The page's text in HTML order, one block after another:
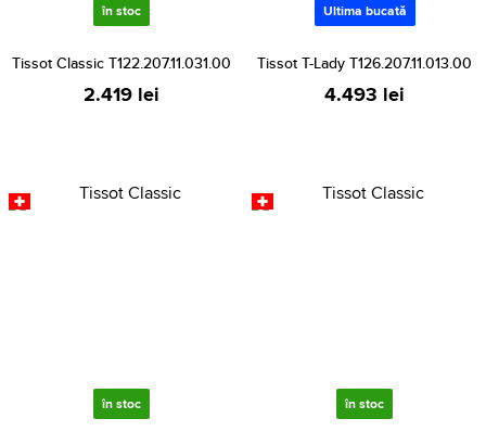
în stoc
Tissot Classic T122.207.11.031.00
2.419 lei
Ultima bucată
Tissot T-Lady T126.207.11.013.00
4.493 lei
în stoc în stoc